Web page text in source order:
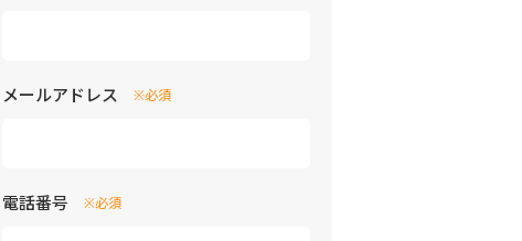
メールアドレス ※必須
電話番号 ※必須